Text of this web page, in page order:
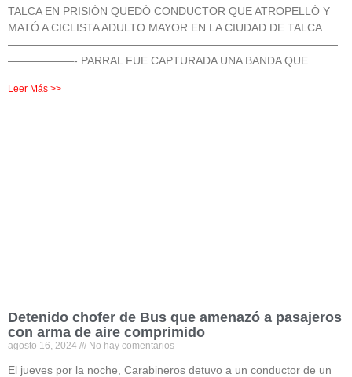
TALCA EN PRISIÓN QUEDÓ CONDUCTOR QUE ATROPELLÓ Y
MATÓ A CICLISTA ADULTO MAYOR EN LA CIUDAD DE TALCA.
——————————————————————————————
——————- PARRAL FUE CAPTURADA UNA BANDA QUE
Leer Más >>
Detenido chofer de Bus que amenazó a pasajeros
con arma de aire comprimido
agosto 16, 2024 No hay comentarios
El jueves por la noche, Carabineros detuvo a un conductor de un